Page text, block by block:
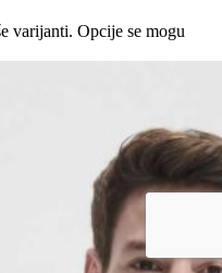
varijanti. Opcije se mogu